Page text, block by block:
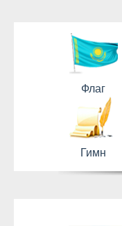
Флаг
Гимн